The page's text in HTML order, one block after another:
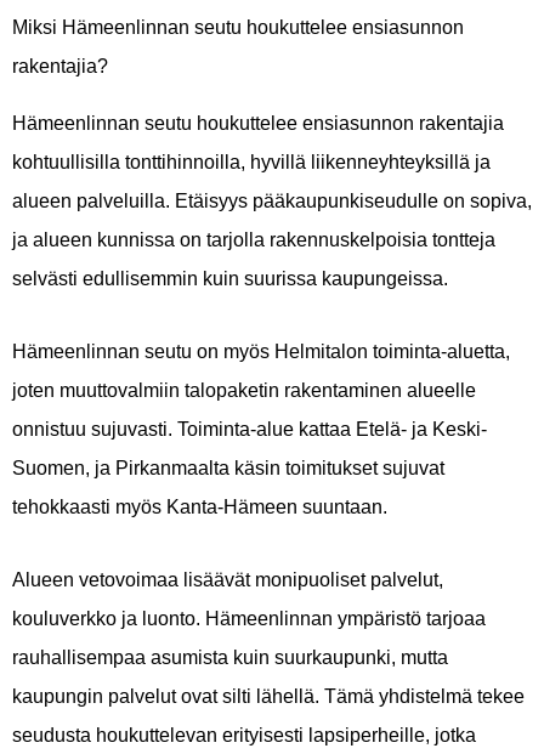
Miksi Hämeenlinnan seutu houkuttelee ensiasunnon
rakentajia?
Hämeenlinnan seutu houkuttelee ensiasunnon rakentajia
kohtuullisilla tonttihinnoilla, hyvillä liikenneyhteyksillä ja
alueen palveluilla. Etäisyys pääkaupunkiseudulle on sopiva,
ja alueen kunnissa on tarjolla rakennuskelpoisia tontteja
selvästi edullisemmin kuin suurissa kaupungeissa.
Hämeenlinnan seutu on myös Helmitalon toiminta-aluetta,
joten muuttovalmiin talopaketin rakentaminen alueelle
onnistuu sujuvasti. Toiminta-alue kattaa Etelä- ja Keski-
Suomen, ja Pirkanmaalta käsin toimitukset sujuvat
tehokkaasti myös Kanta-Hämeen suuntaan.
Alueen vetovoimaa lisäävät monipuoliset palvelut,
kouluverkko ja luonto. Hämeenlinnan ympäristö tarjoaa
rauhallisempaa asumista kuin suurkaupunki, mutta
kaupungin palvelut ovat silti lähellä. Tämä yhdistelmä tekee
seudusta houkuttelevan erityisesti lapsiperheille, jotka